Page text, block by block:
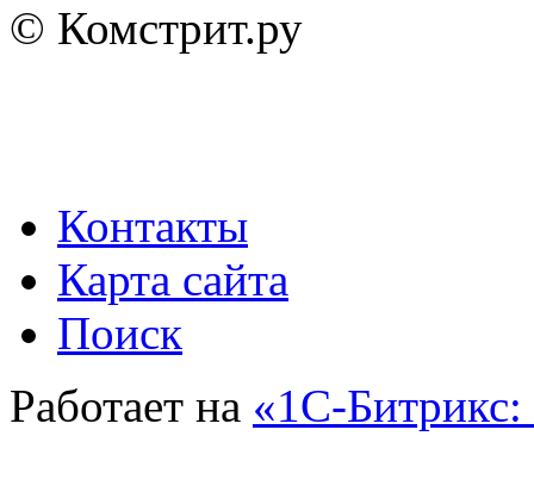
© Комстрит.ру
Контакты
Карта сайта
Поиск
Работает на «1С-Битрикс: